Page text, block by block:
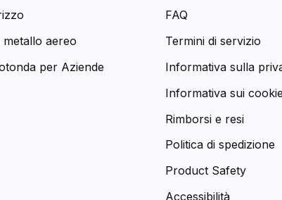
metallo aereo
per Aziende
FAQ
Termini di servizio
Informativa sulla
Informativa sui
Rimborsi e resi
Politica di spedizione
Product Safety
Accessibilità